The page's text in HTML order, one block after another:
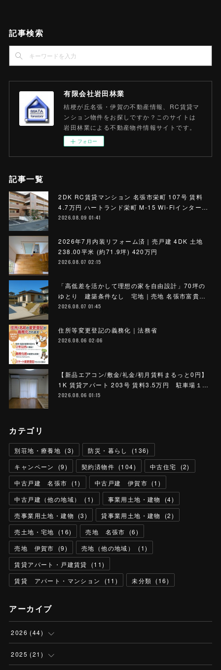
記事検索
有限会社岩田林業
桔梗が丘名張・伊賀の不動産情報、RC賃貸マ
ンション物件をお探しですか？このサイトは
岩田林業による不動産物件情報サイトです。
フォロー
記事一覧
2DK RC賃貸マンション 名張市栄町 107号 賃料
4.7万円 ハートランド栄町 M-15 Wi-Fiインター…
2026.08.09 01:41
2026年7月内装リフォーム済｜売戸建 4DK 土地
238.00平米 (約71.9坪) 420万円
2026.08.07 02:15
「高低差を活かして理想の家を自由設計」70坪の
ゆとり 建築条件なし 宅地｜売地 名張市富貴…
2026.08.07 01:45
住所等変更登記の義務化｜法務省
2026.08.06 02:06
【新品エアコン/敷金/礼金/初月賃料まるっと0円】
1K 賃貸アパート 203号 賃料3.5万円 駐車場１…
2026.08.06 01:15
カテゴリ
別荘地・療養地 (3) 防災・暮らし (136)
キャンペーン
(9) 契約済物件 (104) 中古住宅 (2)
中古戸建 名張市
(1) 中古戸建 伊賀市 (1 )
中古戸建（他の地域）
(1) 事業用土地・建物 (4)
売事業用土地・建物
(3) 貸事業用土地・建物 (2)
売土地・宅地
(16) 売地 名張市 (6)
売地 伊賀市
(9) 売地（他の地域） (1)
賃貸アパート・戸建賃貸
(11)
賃貸 アパート・マンション
(11 ) 未分類 (16)
アーカイブ
2026 (44)
(5 )
2025 (21 )